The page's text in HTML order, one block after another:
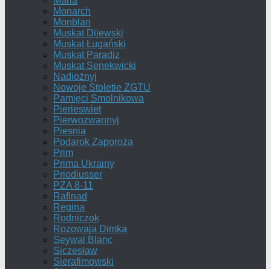
Monarch
Monblan
Muskat Dijewski
Muskat Ługański
Muskat Paradiz
Muskat Senekwicki
Nadiożnyj
Nowoje Stoletie ZGTU
Pamięci Smolnikowa
Pierieswiet
Pierwozwannyj
Piesnia
Podarok Zaporoża
Prim
Prima Ukrainy
Priodiusser
PZA 8-11
Rafinad
Regina
Rodniczok
Rozowaja Dimka
Seywal Blanc
Siczesław
Sierafimowski